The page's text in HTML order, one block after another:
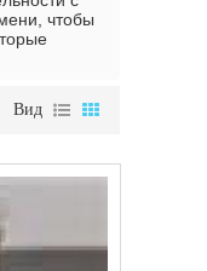
чтобы
Вид